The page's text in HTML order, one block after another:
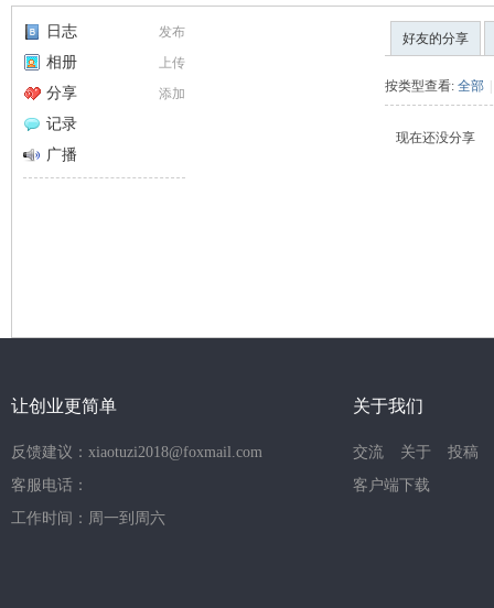
白
码
发布
日志
上传
相册
添加
分享
记录
广播
好友的分享
按类型查看: 全部 |
现在还没分享
让创业更简单
反馈建议：xiaotuzi2018@foxmail.com
客服电话：
工作时间：周一到周六
关于我们
交流 关于
投稿
客户端下载